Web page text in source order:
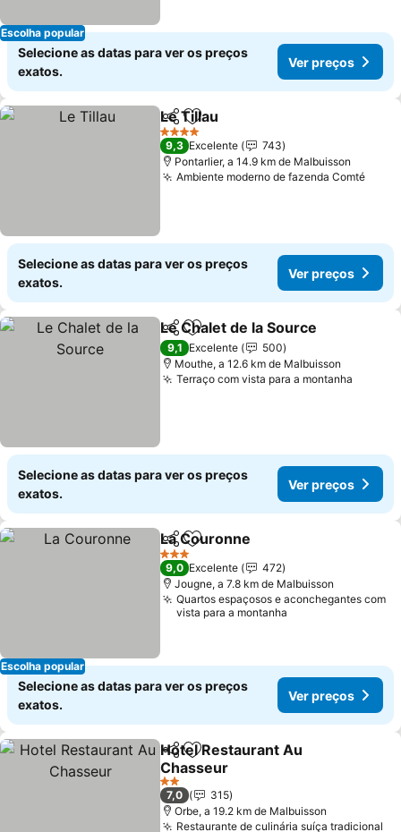
Escolha popular
Selecione as datas para ver os preços
exatos.
Ver preços
PartilharAdicionar aos favoritos
Le Tillau
4 Estrelas
9,3 Excelente
743
Pontarlier, a 14.9 km de Malbuisson
Ambiente moderno de fazenda ComtéVer
Selecione as datas para ver os preços
exatos.
Ver preços
PartilharAdicionar aos favoritos
Le Chalet de la Source
9,1 Excelente
500
Mouthe, a 12.6 km de Malbuisson
Terraço com vista para a montanha
Selecione as datas para ver os preços
exatos.
Ver preços
Escolha popular
PartilharAdicionar aos favoritos
La Couronne
3 Estrelas
9,0 Excelente
472
Jougne, a 7.8 km de Malbuisson
Quartos espaçosos e aconchegantes com
vista para a montanha
Selecione as datas para ver os preços
exatos.
Ver preços
PartilharAdicionar aos favoritos
Hotel Restaurant Au
Chasseur
Ver preços
2 Estrelas
7,0
315
Orbe, a 19.2 km de Malbuisson
Restaurante de culinária suíça tradicional